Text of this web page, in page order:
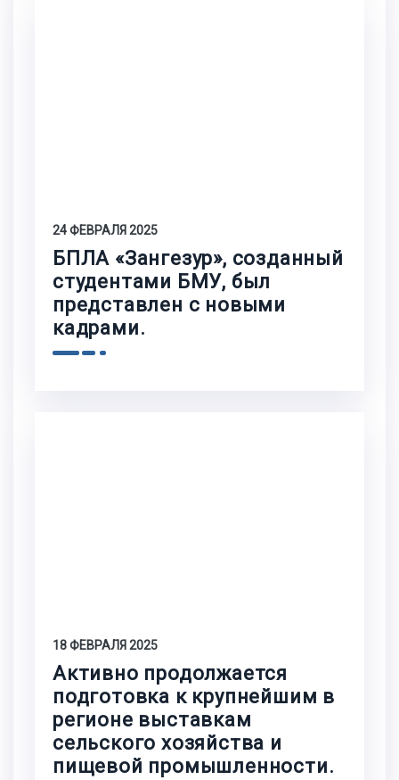
24 ФЕВРАЛЯ 2025
БПЛА «Зангезур», созданный
студентами БМУ, был
представлен с новыми
кадрами.
18 ФЕВРАЛЯ 2025
Активно продолжается
подготовка к крупнейшим в
регионе выставкам
сельского хозяйства и
пищевой промышленности.